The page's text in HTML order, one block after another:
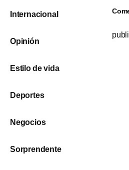
Internacional
Opinión
Estilo de vida
Deportes
Negocios
Sorprendente